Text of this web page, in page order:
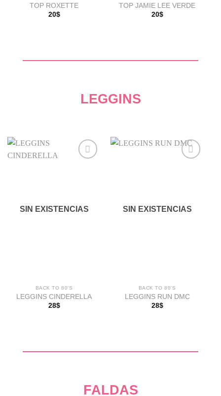
TOP ROXETTE
20$
TOP JAMIE LEE VERDE
20$
LEGGINS
deseos
SIN EXISTENCIAS
BACK TO 80'S
LEGGINS CINDERELLA
28$
deseos
SIN EXISTENCIAS
BACK TO 80'S
LEGGINS RUN DMC
28$
FALDAS